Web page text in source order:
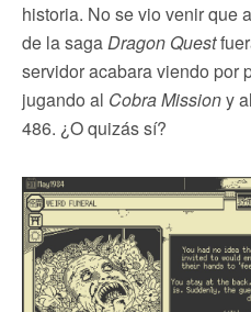
historia. No se vio venir que
de la sagaDragon Quest
servidor acabara viendo por
jugando al Cobra Missiony al
486. ¿O quizás sí?